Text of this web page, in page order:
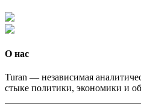
О нас
Turan — независимая
стыке политики, экономики и